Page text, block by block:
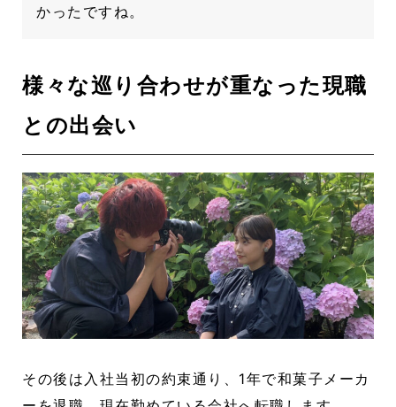
かったですね。
様々な巡り合わせが重なった現職
との出会い
その後は入社当初の約束通り、1年で和菓子メーカ